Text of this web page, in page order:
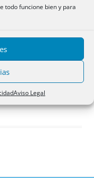
todo funcione bien y para
Aviso Legal